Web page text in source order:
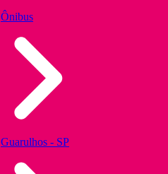
Ônibus
Guarulhos - SP